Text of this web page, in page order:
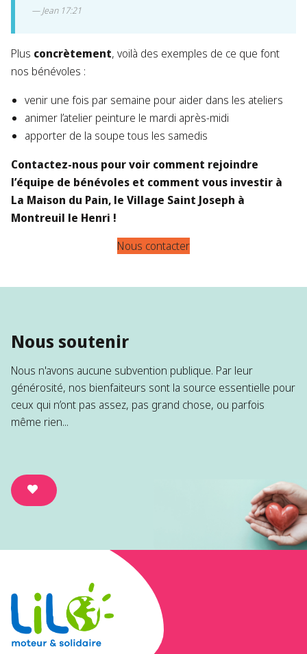
Jean 17:21
Plus concrètement, voilà des exemples de ce que font
nos bénévoles :
venir une fois par semaine pour aider dans les ateliers
animer l’atelier peinture le mardi après-midi
apporter de la soupe tous les samedis
Contactez-nous pour voir comment rejoindre
l’équipe de bénévoles et comment vous investir à
La Maison du Pain, le Village Saint Joseph à
Montreuil le Henri !
Nous contacter
Nous soutenir
Nous n'avons aucune subvention publique. Par leur
générosité, nos bienfaiteurs sont la source essentielle pour
ceux qui n’ont pas assez, pas grand chose, ou parfois
même rien...